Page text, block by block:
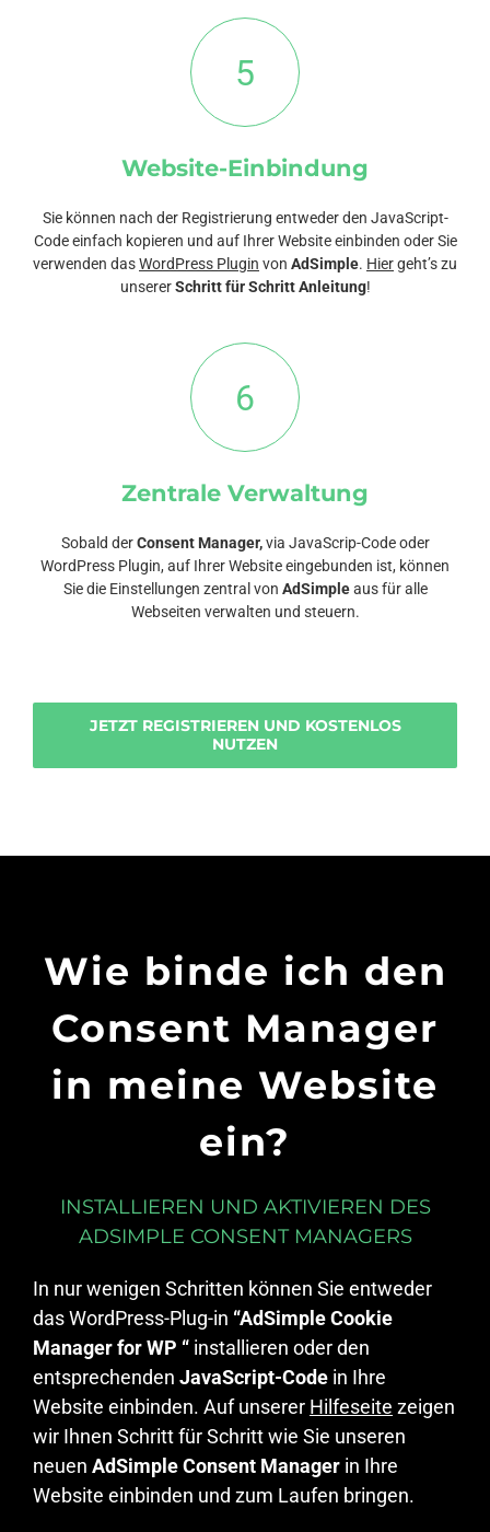
5
Website-Einbindung
Sie können nach der Registrierung entweder den JavaScript-
Code einfach kopieren und auf Ihrer Website einbinden oder Sie
verwenden dasWordPress Plugin von AdSimple. Hiergeht’s zu
unsererSchritt für Schritt Anleitung!
6
Zentrale Verwaltung
Sobald derConsent Manager,via JavaScrip-Code oder
WordPress Plugin, auf Ihrer Website eingebunden ist, können
Sie die Einstellungen zentral von AdSimpleaus für alle
Webseiten verwalten und steuern.
JETZT REGISTRIEREN UND KOSTENLOS
NUTZEN
Wie binde ich den
Consent Manager
in meine Website
ein?
INSTALLIEREN UND AKTIVIEREN DES
ADSIMPLE CONSENT MANAGERS
In nur wenigen Schritten können Sie entweder
das WordPress-Plug-in “AdSimple Cookie
Manager for WP “ installieren oder den
entsprechenden JavaScript-Code in Ihre
Website einbinden. Auf unserer Hilfeseite zeigen
wir Ihnen Schritt für Schritt wie Sie unseren
neuen AdSimple Consent Manager in Ihre
Website einbinden und zum Laufen bringen.